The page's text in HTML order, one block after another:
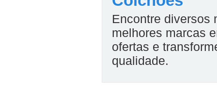
Encontre diversos
melhores marcas
ofertas e
qualidade.